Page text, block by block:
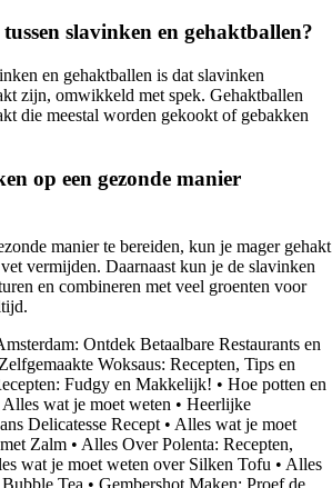
slavinken en gehaktballen?
en gehaktballen is dat slavinken
zijn, omwikkeld met spek. Gehaktballen
die meestal worden gekookt of gebakken
op een gezonde manier
manier te bereiden, kun je mager gehakt
vermijden. Daarnaast kun je de slavinken
en combineren met veel groenten voor
Ontdek Betaalbare Restaurants en
Woksaus: Recepten, Tips en
Fudgy en Makkelijk! • Hoe potten en
wat je moet weten • Heerlijke
Delicatesse Recept • Alles wat je moet
Zalm • Alles Over Polenta: Recepten,
wat je moet weten over Silken Tofu • Alles
Tea • Gembershot Maken: Proef de